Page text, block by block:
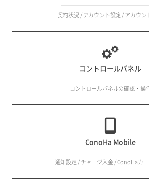
契約状況 / アカウント設定 / アカウン
コントロールパネル
コントロールパネルの確認・操
ConoHa Mobile
通知設定 / チャージ入金 / ConoHaカ